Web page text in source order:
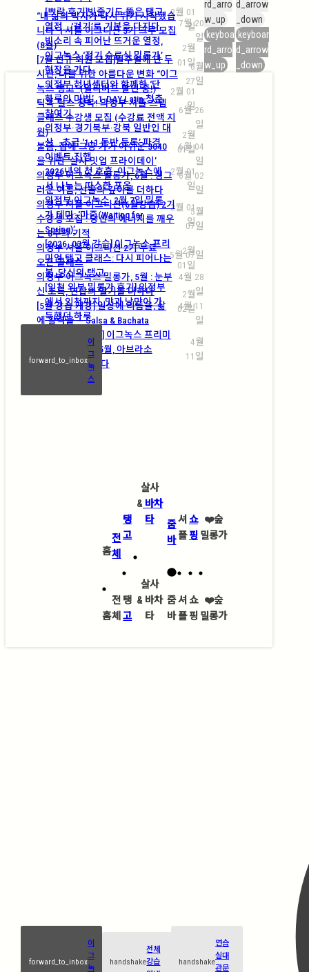
[쁘락 후기]빗줄기도 뚫은 탱고
열정… ‘걷기’로 기본을 다지다
2월 01
일
빗소리 속 피어난 뜨거운 열정,
이그녹스 ‘정기 수료식 밀롱가’
현장을 가다
2월
01일
의정부 청년센터와 함께한 ‘단
하루의 마법’, 1-DAY Latin 청춘
참여기
2월 01
일
의정부·경기북부·강북 일반인 대
상… 초급 ‘1+1 동반 등록’ 파격
이벤트 진행
2월
01일
2026년의 첫 호흡, 이그녹스에
서 나누는 따스한 포옹
2월 01
일
의정부 이그녹스, 2월 7일 밀롱
가 테마: ‘마중(Waiting for
Spring)’
2월 01
일
[2026. 03월 강습] 이그녹스 프리
미엄 탱고 클래스: 다시 피어나는
봄, 당신의 탱고
2월
01일
[인천 외부 밀롱가 후기] 의정부
에서 인천까지, 맛과 낭만이 가
득했던 하루
2월
02일
“내 삶의 박자가 다시 뛰기 시작했습
니다” | 셔플 이그니션 3기 크루 모집
(8월)
7월 20
일
[7월 신규 회원 모집]일주일에 단 두
시간, 나를 위한 아름다운 변화 “이그
녹스 탱고” (얼리버드 할인 중!)
6월
27일
틱톡·릴스 정복! 의정부 셔플 스텝
클래스 수강생 모집 (수강료 전액 지
원)
6월 26
일
불금, 집에 그냥 가기 아쉬운 3040
을 위한 ‘살사 밋업 프라이데이’
6월 04
일
의정부 이그녹스 밀롱가, 6월 : 싱그
러운 여름, 선율의 깊이를 더하다
6월 02
일
의정부 셔플 이그니션(6월강습) 2기
수강생 모집 : 당신의 에너지를 깨우
는 8주의 기적
5월
07일
의정부 셔플 이그니션 2기 무료
오픈 클래스
5월 07일
의정부 이그녹스 밀롱가, 5월 : 눈부
신 초록, 연합의 열기를 더하다
4월 28
일
[5월 강습 개강] 일상에 리듬을, 삶
에 활력을 — Salsa & Bachata
4월 11
일
[2026. 05월 강습] 이그녹스 프리미
엄 탱고 클래스: 5월, 아브라소
(Abrazo)에 물들다
4월
11일
rd_arro
w_up
keyboa
rd_arro
w_up
d_arrow
_down
keyboar
d_arrow
_down
forward_to_inbox
이
그
녹
스
홈
홈
전
체
전
체
탱
고
탱
고
살사
&바차
타
살사
&바차
타
줌
바
줌
바
셔
플
셔
플
쇼
핑
쇼
핑
❤️숲
밀롱가
❤️숲
밀롱가
forward_to_inbox
이
그
녹
handshake
전체
강습
handshake
연습
실대
관문